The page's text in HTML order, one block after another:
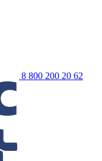
8 800 200 20 62